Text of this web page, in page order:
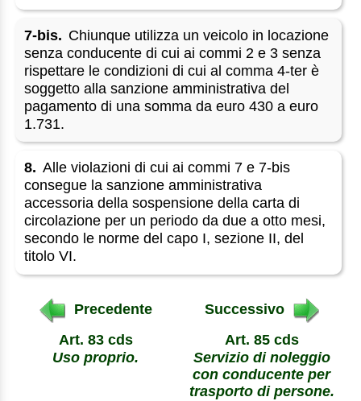
7-bis. Chiunque utilizza un veicolo in locazione
senza conducente di cui ai commi 2 e 3 senza
rispettare le condizioni di cui al comma 4-ter è
soggetto alla sanzione amministrativa del
pagamento di una somma da euro 430 a euro
1.731.
8. Alle violazioni di cui ai commi 7 e 7-bis
consegue la sanzione amministrativa
accessoria della sospensione della carta di
circolazione per un periodo da due a otto mesi,
secondo le norme del capo I, sezione II, del
titolo VI.
Precedente
Art. 83 cds
Uso proprio.
Successivo
Art. 85 cds
Servizio di noleggio
con conducente per
trasporto di persone.